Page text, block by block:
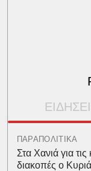
ΠΑΡΑΠΟΛΙΤΙΚΑ
Στα Χανιά για τις
διακοπές ο